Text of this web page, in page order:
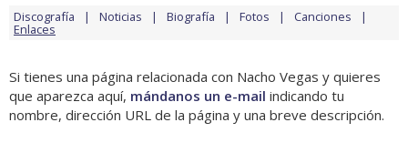
Discografía Noticias Biografía Fotos Canciones
Enlaces
Si tienes una página relacionada con Nacho Vegas y quieres
que aparezca aquí, mándanos un e-mail indicando tu
nombre, dirección URL de la página y una breve descripción.